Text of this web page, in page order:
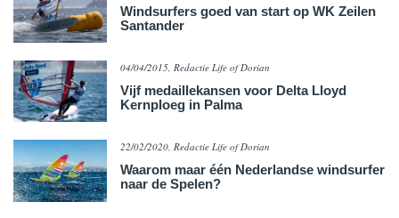
Windsurfers goed van start op WK Zeilen
Santander
04/04/2015, Redactie Life of Dorian
Vijf medaillekansen voor Delta Lloyd
Kernploeg in Palma
22/02/2020, Redactie Life of Dorian
Waarom maar één Nederlandse windsurfer
naar de Spelen?